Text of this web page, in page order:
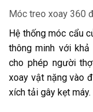
Móc treo xoay 360
Hệ thống móc cẩu
thông minh với
cho phép người
xoay vật nặng vào
xích tải gây kẹt máy.